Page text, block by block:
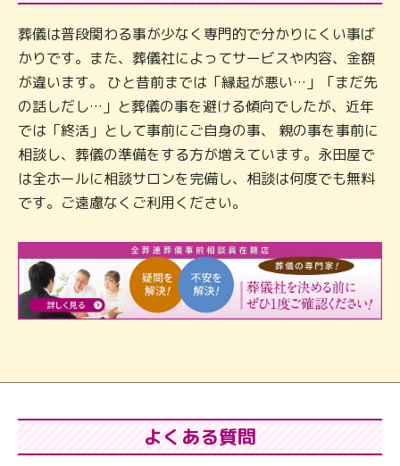
葬儀は普段関わる事が少なく専門的で分かりにくい事ば
かりです。また、葬儀社によってサービスや内容、金額
が違います。 ひと昔前までは「縁起が悪い…」「まだ先
の話しだし…」と葬儀の事を避ける傾向でしたが、近年
では「終活」として事前にご自身の事、 親の事を事前に
相談し、葬儀の準備をする方が増えています。永田屋で
は全ホールに相談サロンを完備し、相談は何度でも無料
です。ご遠慮なくご利用ください。
よくある質問